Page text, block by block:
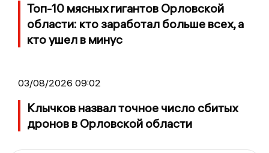
Топ-10 мясных гигантов Орловской
области: кто заработал больше всех, а
кто ушел в минус
03/08/2026 09:02
Клычков назвал точное число сбитых
дронов в Орловской области